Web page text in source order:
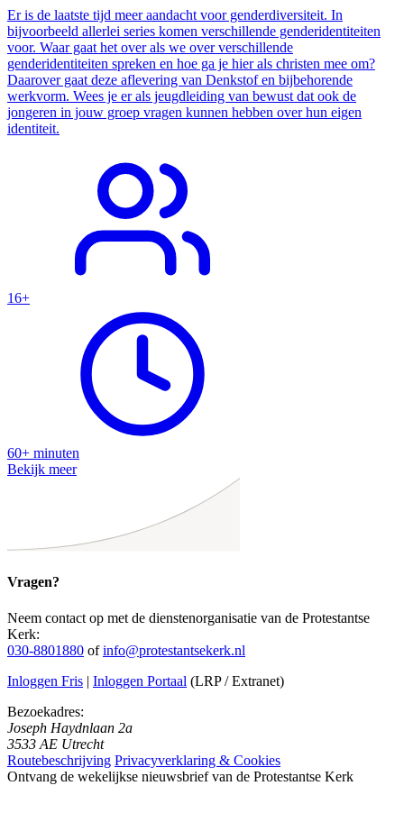
Er is de laatste tijd meer aandacht voor genderdiversiteit. In
bijvoorbeeld allerlei series komen verschillende genderidentiteiten
voor. Waar gaat het over als we over verschillende
genderidentiteiten spreken en hoe ga je hier als christen mee om?
Daarover gaat deze aflevering van Denkstof en bijbehorende
werkvorm. Wees je er als jeugdleiding van bewust dat ook de
jongeren in jouw groep vragen kunnen hebben over hun eigen
identiteit.
16+
60+ minuten
Bekijk meer
Vragen?
Neem contact op met de dienstenorganisatie van de Protestantse
Kerk:
030-8801880 ofinfo@protestantsekerk.nl
Inloggen Fris | Inloggen Portaal (LRP / Extranet)
Bezoekadres:
Joseph Haydnlaan 2a
3533 AE Utrecht
Routebeschrijving Privacyverklaring & Cookies
Ontvang de wekelijkse nieuwsbrief van de Protestantse Kerk